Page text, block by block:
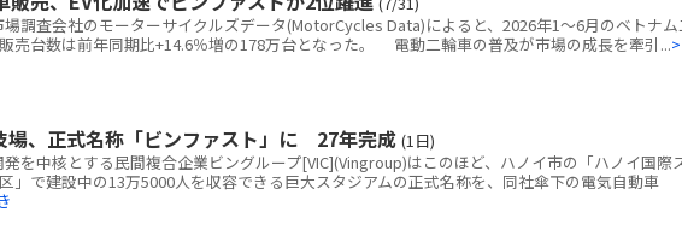
調査会社のモーターサイクルズデータ(MotorCycles Data)によると、2026年1～6月のベトナ
売台数は前年同期比+14.6％増の178万台となった。 電動二輪車の普及が市場の成長を牽引...
場、正式名称「ビンファスト」に 27年完成 (1日)
を中核とする民間複合企業ビングループ[VIC](Vingroup)はこのほど、ハノイ市の「ハノイ国際
」で建設中の13万5000人を収容できる巨大スタジアムの正式名称を、同社傘下の電気自動車